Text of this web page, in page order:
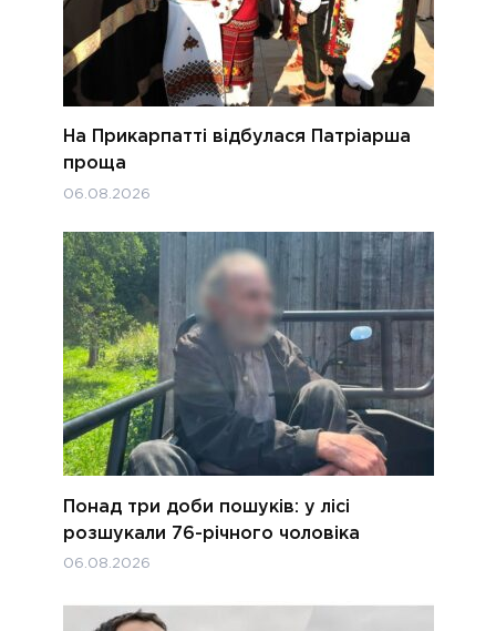
На Прикарпатті відбулася Патріарша
проща
06.08.2026
Понад три доби пошуків: у лісі
розшукали 76-річного чоловіка
06.08.2026